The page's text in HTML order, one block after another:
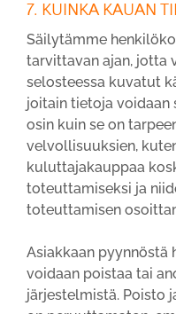
7. KUINKA KAUAN
Säilytämme
tarvittavan ajan, jotta
selosteessa kuvatut
joitain tietoja
osin kuin se on
velvollisuuksien,
kuluttajakauppaa
toteuttamiseksi ja
toteuttamisen
Asiakkaan pyynnöstä
voidaan poistaa tai
järjestelmistä. Poisto